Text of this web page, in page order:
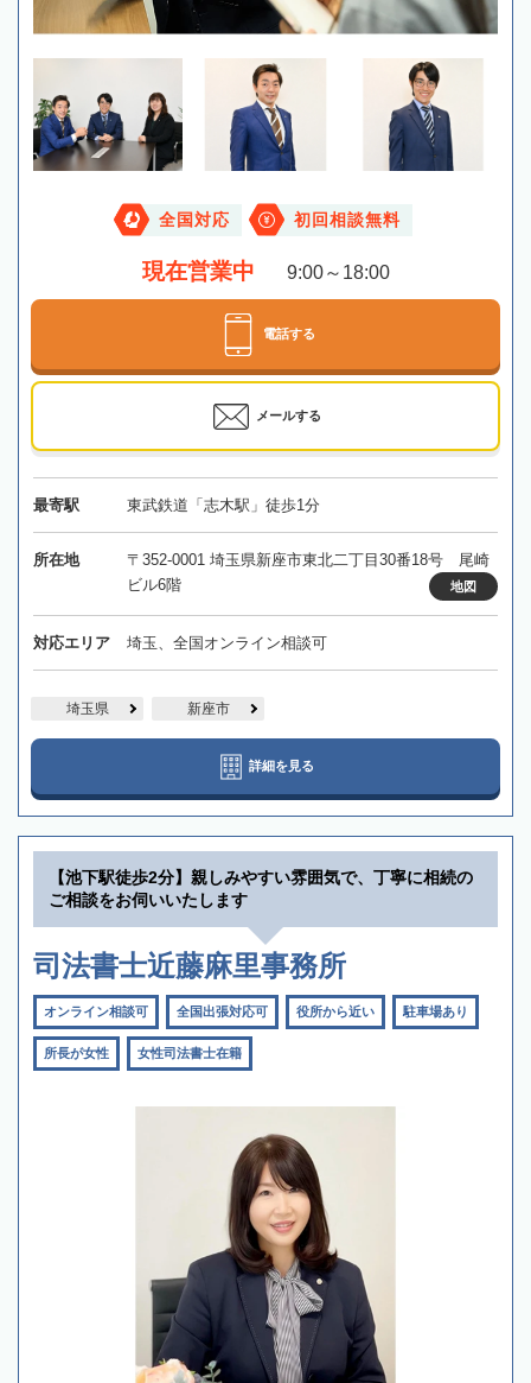
全国対応 初回相談無料
現在営業中 9:00～18:00
電話する
メールする
最寄駅 東武鉄道「志木駅」徒歩1分
所在地
〒352-0001 埼玉県新座市東北二丁目30番18号 尾崎
ビル6階
地図
対応エリア 埼玉、全国オンライン相談可
埼玉県 新座市
詳細を見る
【池下駅徒歩2分】親しみやすい雰囲気で、丁寧に相続の
ご相談をお伺いいたします
司法書士近藤麻里事務所
オンライン相談可 全国出張対応可 役所から近い 駐車場あり
所長が女性 女性司法書士在籍